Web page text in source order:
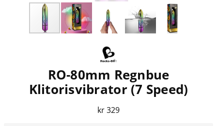
RO-80mm Regnbue
Klitorisvibrator (7 Speed)
kr 329